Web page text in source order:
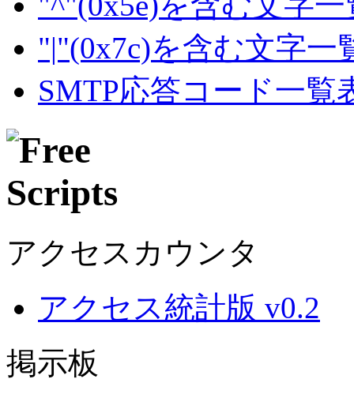
"|"(0x7c)を含む文字一
SMTP応答コード一覧
アクセスカウンタ
アクセス統計版 v0.2
掲示板